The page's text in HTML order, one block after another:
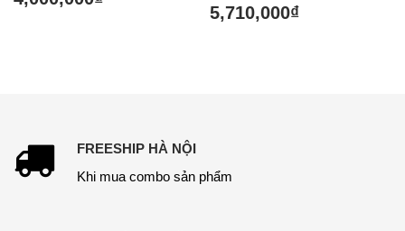
hạng
Được xếp
hạng
5,710,000₫
FREESHIP HÀ NỘI
Khi mua combo sản phẩm